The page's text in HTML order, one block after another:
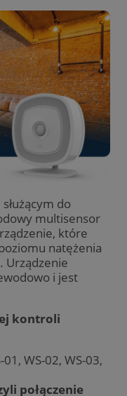
do
multisensor
które
natężenia
Urządzenie
i jest
kontroli
01, WS-02, WS-03,
połączenie